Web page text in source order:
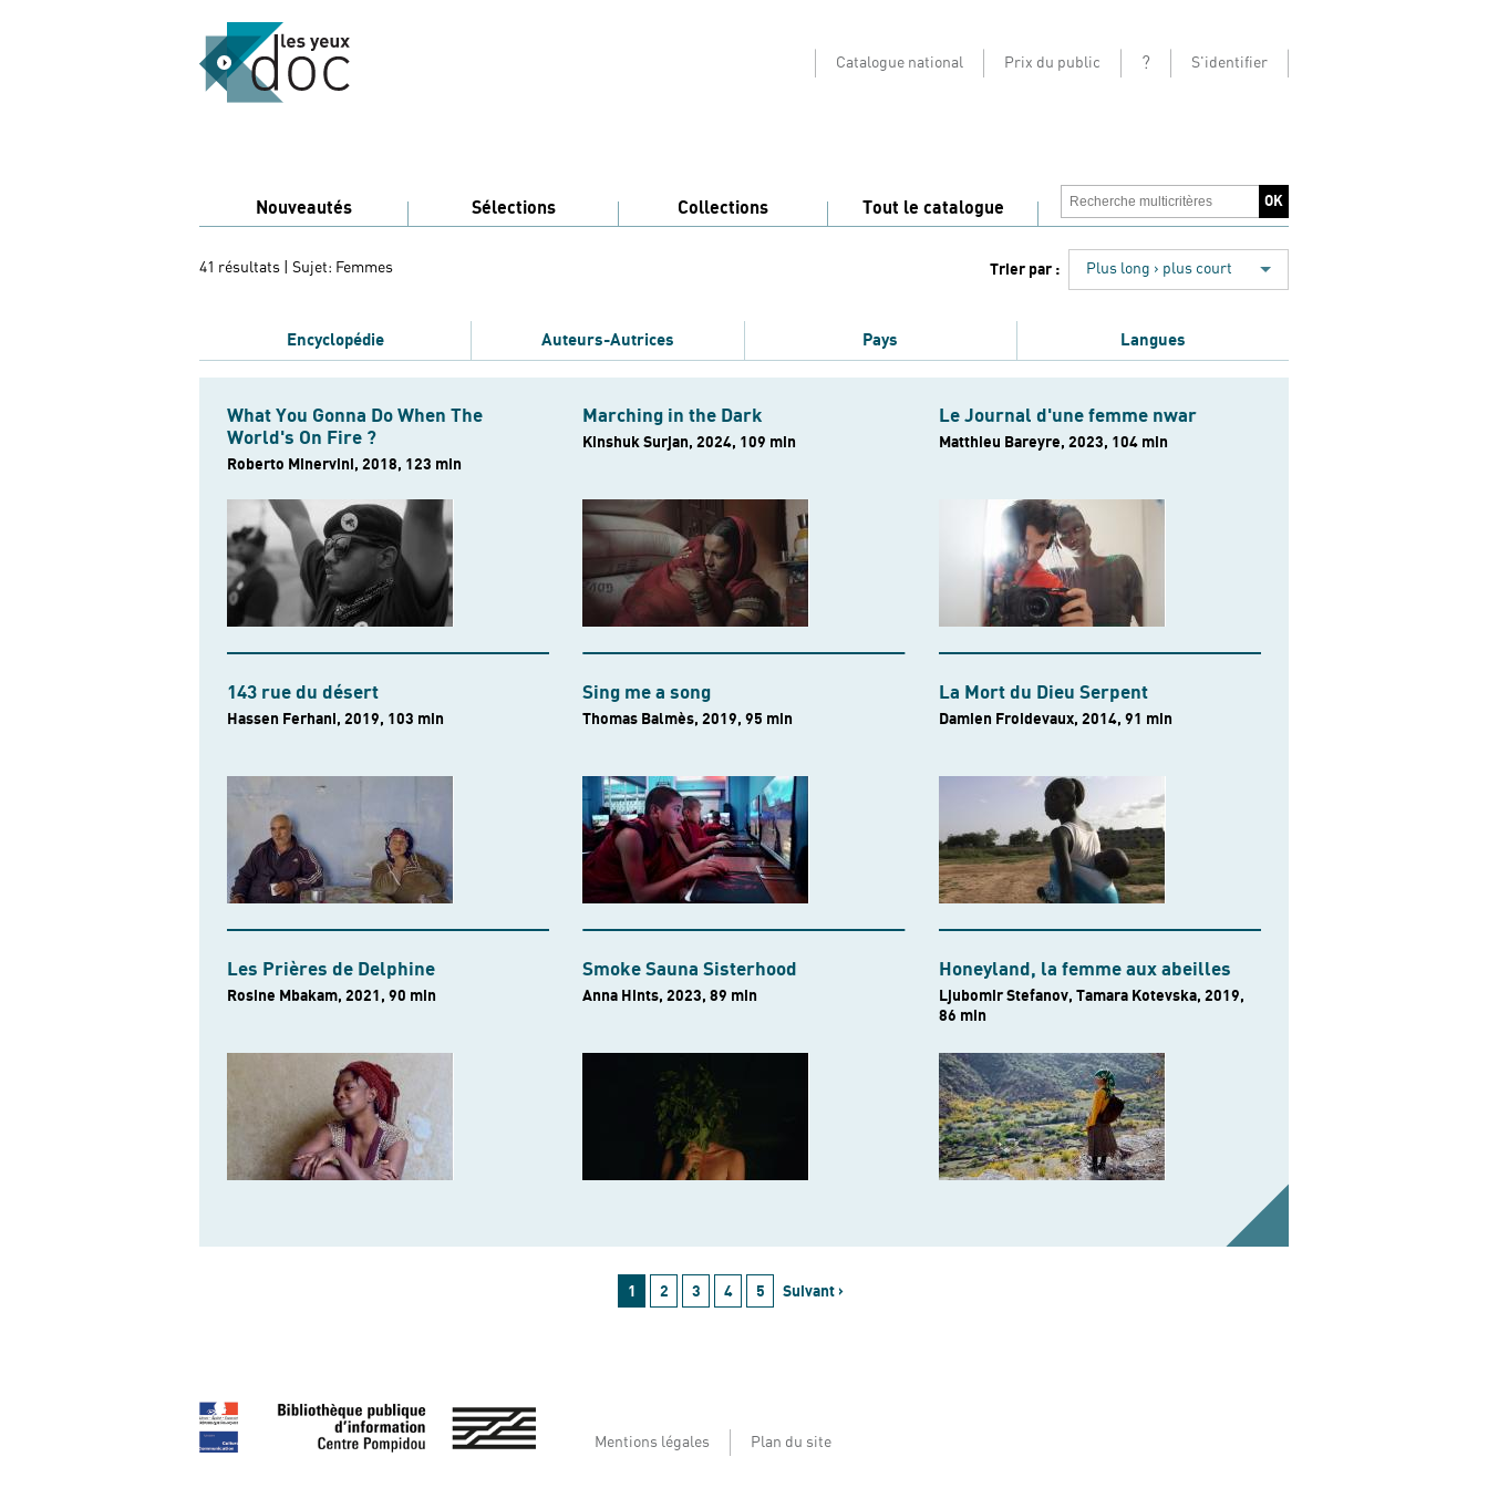
Catalogue national Prix du public ? S'identifier
Nouveautés Sélections Collections Tout le catalogue
41 résultats | Sujet: Femmes Trier par : Plus long › plus court
Encyclopédie Auteurs-Autrices Pays Langues
What You Gonna Do When The
World's On Fire ?
Roberto Minervini, 2018, 123 min
Marching in the Dark
Kinshuk Surjan, 2024, 109 min
Le Journal d'une femme nwar
Matthieu Bareyre, 2023, 104 min
143 rue du désert
Hassen Ferhani, 2019, 103 min
Sing me a song
Thomas Balmès, 2019, 95 min
La Mort du Dieu Serpent
Damien Froidevaux, 2014, 91 min
Les Prières de Delphine
Rosine Mbakam, 2021, 90 min
Smoke Sauna Sisterhood
Anna Hints, 2023, 89 min
Honeyland, la femme aux abeilles
Ljubomir Stefanov, Tamara Kotevska, 2019,
86 min
1 2 3 4 5 Suivant ›
Mentions légales Plan du site